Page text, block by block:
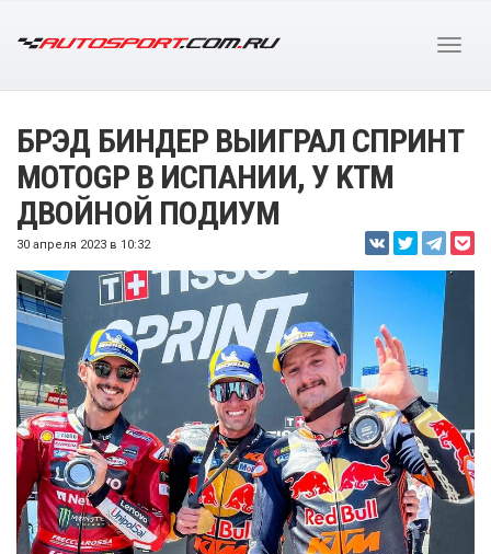
БРЭД БИНДЕР ВЫИГРАЛ СПРИНТ
MOTOGP В ИСПАНИИ, У KTM
ДВОЙНОЙ ПОДИУМ
30 апреля 2023 в 10:32